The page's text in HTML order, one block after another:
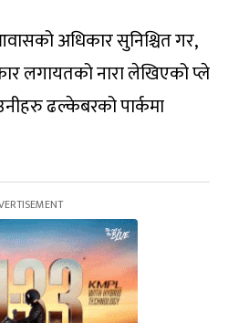
अधिकार सुनिश्चित गर,
लगायतको नारा लेखिएको प्ले
ढल्केबरको पार्कमा